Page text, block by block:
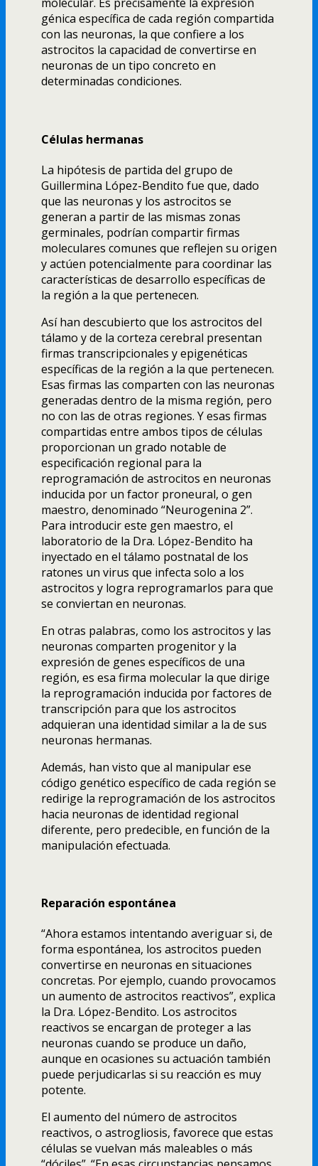
molecular. Es precisamente la expresión
génica específica de cada región compartida
con las neuronas, la que confiere a los
astrocitos la capacidad de convertirse en
neuronas de un tipo concreto en
determinadas condiciones.
Células hermanas
La hipótesis de partida del grupo de
Guillermina López-Bendito fue que, dado
que las neuronas y los astrocitos se
generan a partir de las mismas zonas
germinales, podrían compartir firmas
moleculares comunes que reflejen su origen
y actúen potencialmente para coordinar las
características de desarrollo específicas de
la región a la que pertenecen.
Así han descubierto que los astrocitos del
tálamo y de la corteza cerebral presentan
firmas transcripcionales y epigenéticas
específicas de la región a la que pertenecen.
Esas firmas las comparten con las neuronas
generadas dentro de la misma región, pero
no con las de otras regiones. Y esas firmas
compartidas entre ambos tipos de células
proporcionan un grado notable de
especificación regional para la
reprogramación de astrocitos en neuronas
inducida por un factor proneural, o gen
maestro, denominado “Neurogenina 2”.
Para introducir este gen maestro, el
laboratorio de la Dra. López-Bendito ha
inyectado en el tálamo postnatal de los
ratones un virus que infecta solo a los
astrocitos y logra reprogramarlos para que
se conviertan en neuronas.
En otras palabras, como los astrocitos y las
neuronas comparten progenitor y la
expresión de genes específicos de una
región, es esa firma molecular la que dirige
la reprogramación inducida por factores de
transcripción para que los astrocitos
adquieran una identidad similar a la de sus
neuronas hermanas.
Además, han visto que al manipular ese
código genético específico de cada región se
redirige la reprogramación de los astrocitos
hacia neuronas de identidad regional
diferente, pero predecible, en función de la
manipulación efectuada.
Reparación espontánea
“Ahora estamos intentando averiguar si, de
forma espontánea, los astrocitos pueden
convertirse en neuronas en situaciones
concretas. Por ejemplo, cuando provocamos
un aumento de astrocitos reactivos”, explica
la Dra. López-Bendito. Los astrocitos
reactivos se encargan de proteger a las
neuronas cuando se produce un daño,
aunque en ocasiones su actuación también
puede perjudicarlas si su reacción es muy
potente.
El aumento del número de astrocitos
reactivos, o astrogliosis, favorece que estas
células se vuelvan más maleables o más